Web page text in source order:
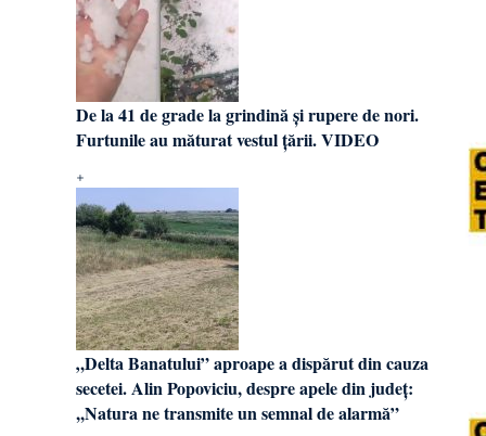
De la 41 de grade la grindină și rupere de nori.
Furtunile au măturat vestul țării. VIDEO
„Delta Banatului” aproape a dispărut din cauza
secetei. Alin Popoviciu, despre apele din județ:
,,Natura ne transmite un semnal de alarmă”